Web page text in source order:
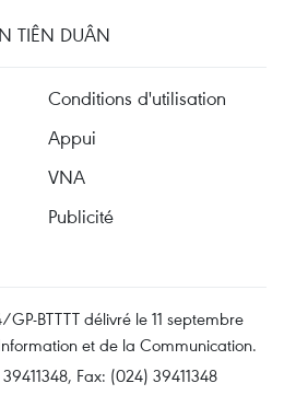
TIÊN DUÂN
Conditions d'utilisation
Appui
VNA
Publicité
BTTTT délivré le 11 septembre
et de la Communication.
Fax: (024) 39411348